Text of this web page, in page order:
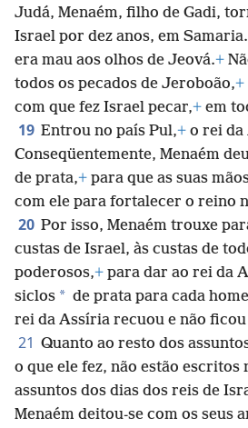
Judá, Menaém, filho de Gadi,
Israel por dez anos, em Samaria.
era mau aos olhos de Jeová.+
todos os pecados de Jeroboão,+
com que fez Israel pecar,+ em
19 Entrou no país Pul,+ o rei da
Conseqüentemente, Menaém
de prata,+ para que as suas
com ele para fortalecer o reino
20 Por isso, Menaém trouxe
custas de Israel, às custas de
poderosos,+ para dar ao rei da
siclos * de prata para cada
rei da Assíria recuou e não
21 Quanto ao resto dos
o que ele fez, não estão escritos
assuntos dos dias dos reis de
Menaém deitou-se com os seus